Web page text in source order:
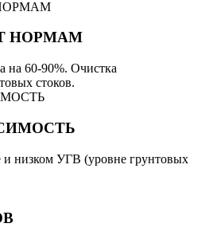
НОРМАМ
60-90%. Очистка
стоков.
и низком УГВ (уровне грунтовых